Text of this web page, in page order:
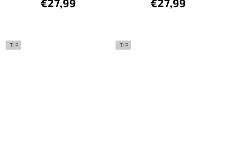
€27,99 €27,99
TIP TIP